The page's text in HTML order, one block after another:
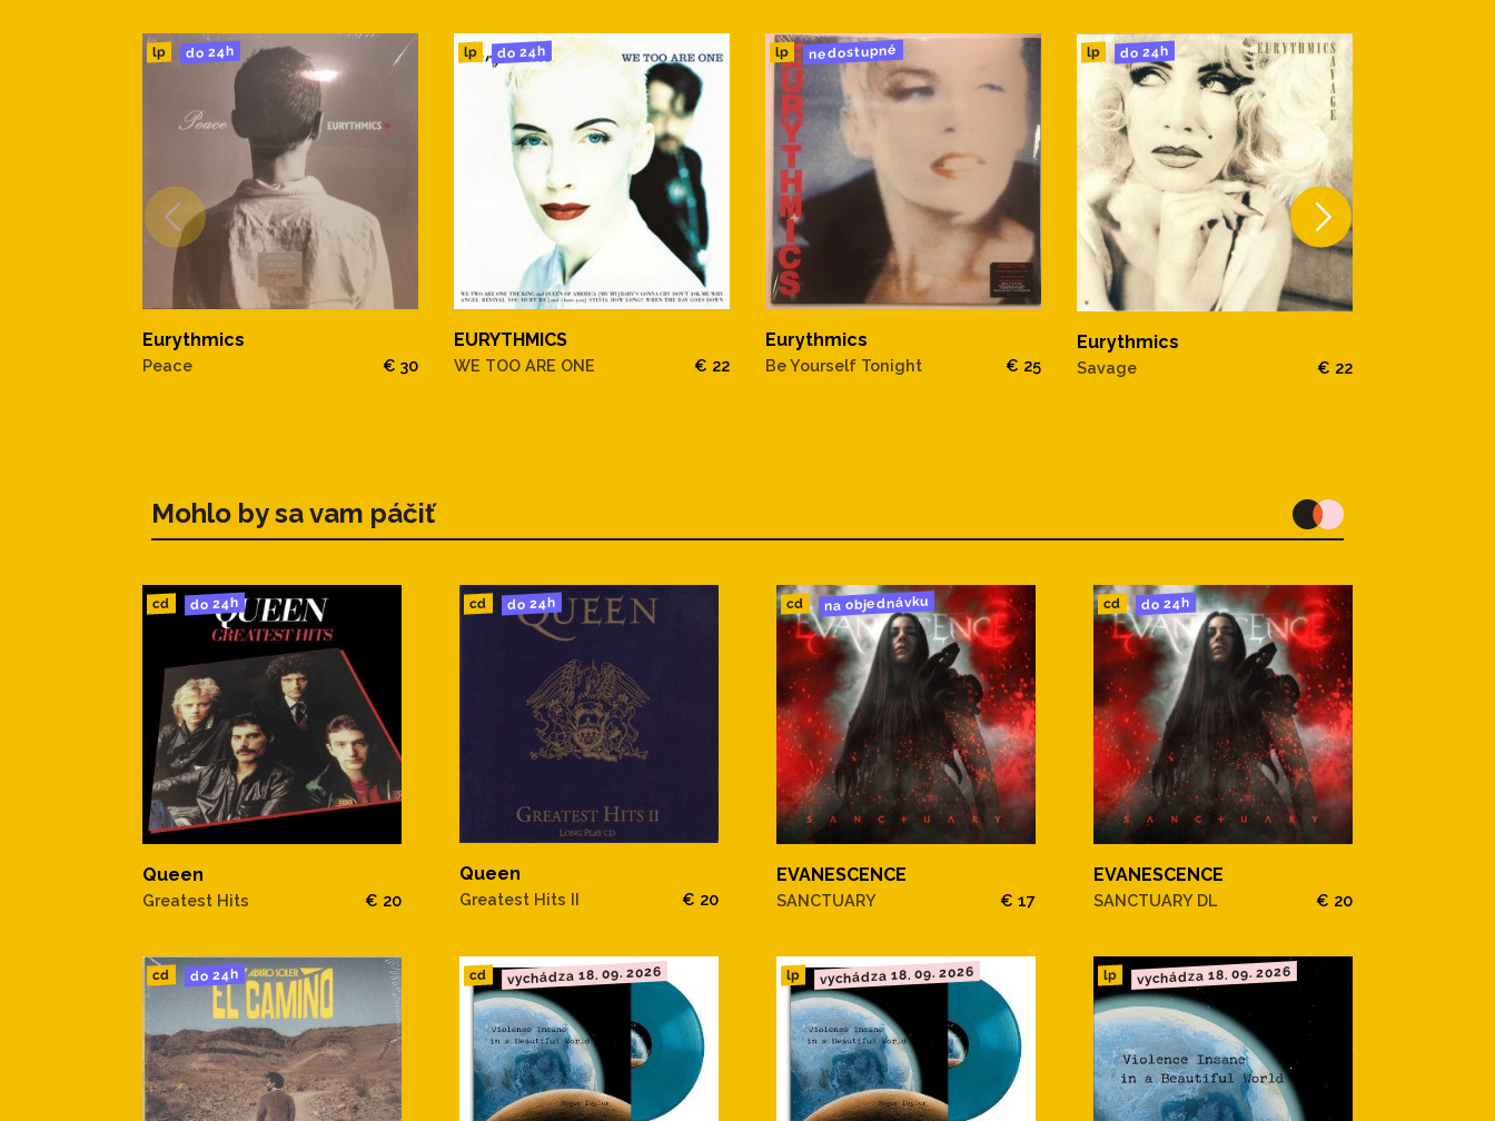
lp do 24h
Eurythmics
Peace € 30
lp do 24h
EURYTHMICS
WE TOO ARE ONE € 22
lp nedostupné
Eurythmics
Be Yourself Tonight € 25
lp do 24h
Eurythmics
Savage € 22
Mohlo by sa vam páčiť
cd do 24h
Queen
Greatest Hits € 20
cd do 24h
Queen
Greatest Hits II € 20
cd na objednávku
EVANESCENCE
SANCTUARY € 17
cd do 24h
EVANESCENCE
SANCTUARY DL € 20
cd do 24h cd vychádza 18. 09. 2026 lp vychádza 18. 09. 2026 lp vychádza 18. 09. 2026